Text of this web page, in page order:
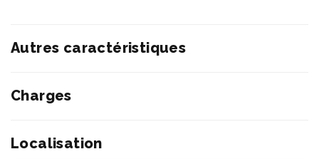
Autres caractéristiques
Charges
Localisation